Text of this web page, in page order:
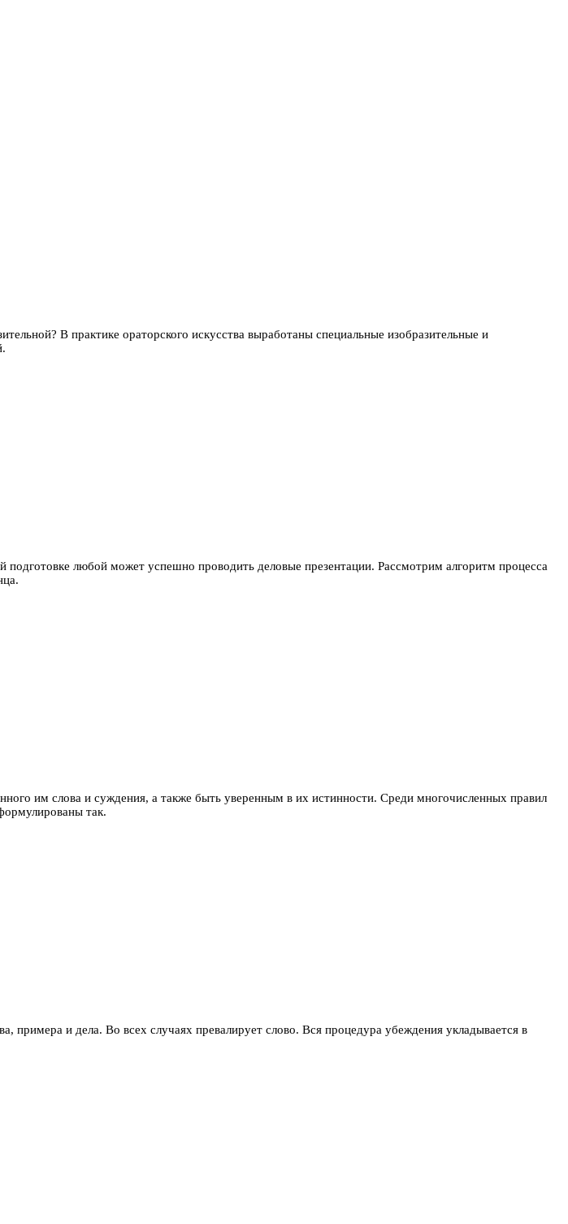
В практике ораторского искусства выработаны специальные изобразительные и
любой может успешно проводить деловые презентации. Рассмотрим алгоритм процесса
им слова и суждения, а также быть уверенным в их истинности. Среди многочисленных правил
так.
и дела. Во всех случаях превалирует слово. Вся процедура убеждения укладывается в